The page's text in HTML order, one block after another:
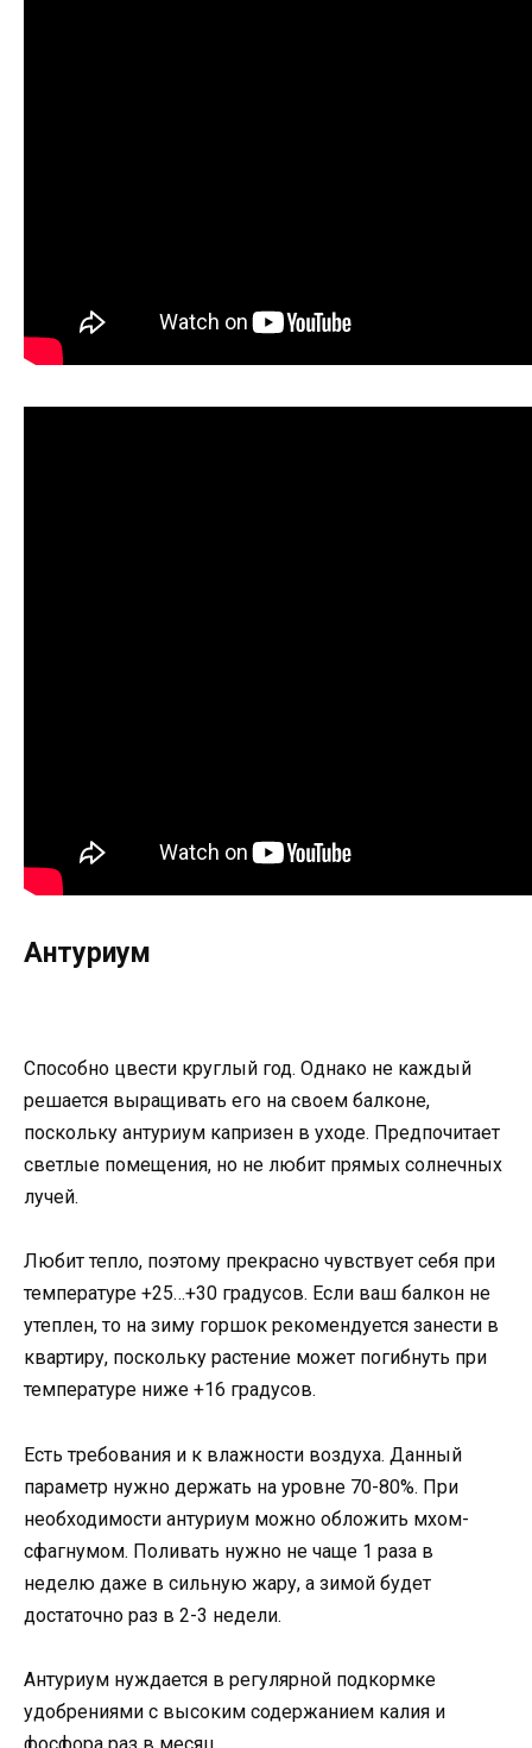
Антуриум
Способно цвести круглый год. Однако не каждый
решается выращивать его на своем балконе,
поскольку антуриум капризен в уходе. Предпочитает
светлые помещения, но не любит прямых солнечных
лучей.
Любит тепло, поэтому прекрасно чувствует себя при
температуре +25…+30 градусов. Если ваш балкон не
утеплен, то на зиму горшок рекомендуется занести в
квартиру, поскольку растение может погибнуть при
температуре ниже +16 градусов.
Есть требования и к влажности воздуха. Данный
параметр нужно держать на уровне 70-80%. При
необходимости антуриум можно обложить мхом-
сфагнумом. Поливать нужно не чаще 1 раза в
неделю даже в сильную жару, а зимой будет
достаточно раз в 2-3 недели.
Антуриум нуждается в регулярной подкормке
удобрениями с высоким содержанием калия и